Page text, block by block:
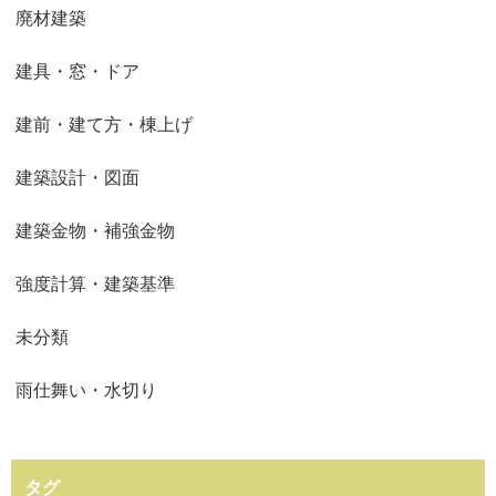
廃材建築
建具・窓・ドア
建前・建て方・棟上げ
建築設計・図面
建築金物・補強金物
強度計算・建築基準
未分類
雨仕舞い・水切り
タグ